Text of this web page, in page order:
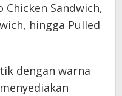
Sandwich,
hingga Pulled
dengan warna